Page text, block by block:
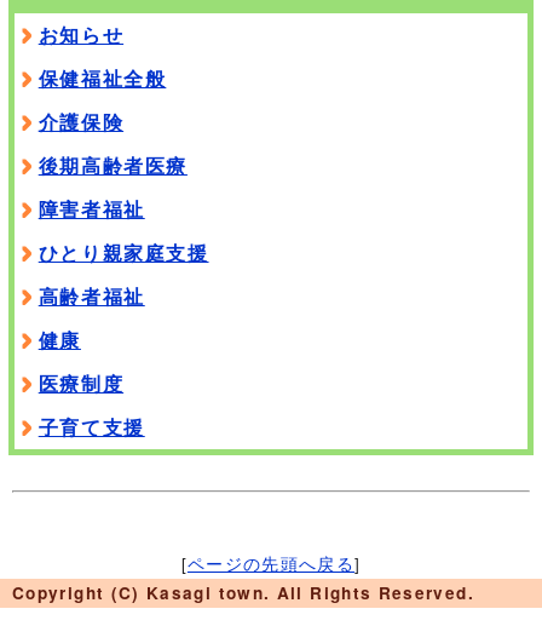
お知らせ
保健福祉全般
介護保険
後期高齢者医療
障害者福祉
ひとり親家庭支援
高齢者福祉
健康
医療制度
子育て支援
[ページの先頭へ戻る]
Copyright (C) Kasagi town. All Rights Reserved.